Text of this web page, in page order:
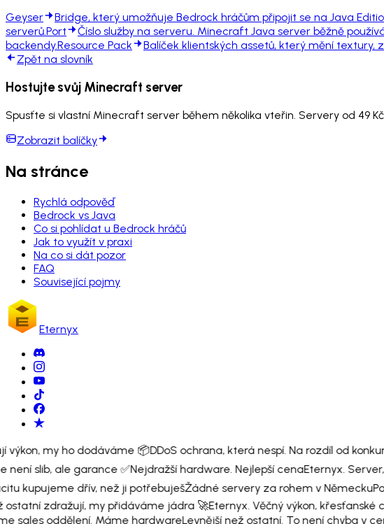
Geyser Bridge, který umožňuje Bedrock hráčům připojit se na Java
serverů.Port Číslo služby na serveru. Minecraft Java server běžně
backendy.Resource Pack
Balíček klientských assetů, který mění textury,
Zpět na slovník
Hostujte svůj Minecraft server
Spusťte si vlastní Minecraft server během několika vteřin. Servery od 49
Zobrazit balíčky
Na stránce
Rychlá odpověď
Bedrock vs Java
Co si pohlídat u Bedrock hráčů
Jak to využít v praxi
Na co si dát pozor
FAQ
Související pojmy
Eternyx
výkon, my ho dodáváme 📦DDoS ochrana, která nespí. Na rozdíl od
není slib, ale garance ✅Nejdražší hardware. Nejlepší cenaEternyx.
kupujeme dřív, než ji potřebuješŽádné servery za rohem v Německu
ostatní zdražují, my přidáváme jádra 🚀Eternyx. Věčný výkon, křesťanské
sales oddělení. Máme hardwareLevnější než ostatní. To není chyba v